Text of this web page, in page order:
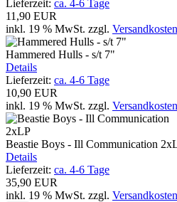
Lieferzeit: ca. 4-6 Tage
11,90 EUR
inkl. 19 % MwSt. zzgl. Versandkosten
Hammered Hulls - s/t 7"
Details
Lieferzeit: ca. 4-6 Tage
10,90 EUR
inkl. 19 % MwSt. zzgl. Versandkosten
Beastie Boys - Ill Communication
Details
Lieferzeit: ca. 4-6 Tage
35,90 EUR
inkl. 19 % MwSt. zzgl. Versandkosten